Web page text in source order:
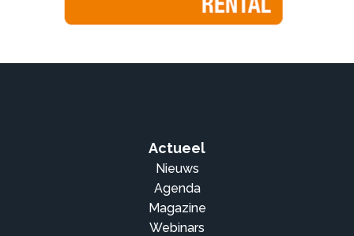
Actueel
Nieuws
Agenda
Magazine
Webinars